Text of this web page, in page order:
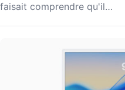
faisait comprendre qu'il…